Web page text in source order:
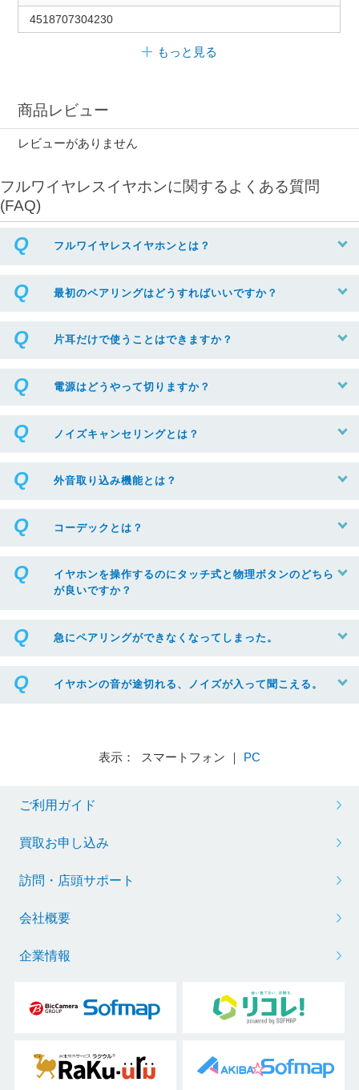
4518707304230
もっと見る
商品レビュー
レビューがありません
フルワイヤレスイヤホンに関するよくある質問
(FAQ)
フルワイヤレスイヤホンとは？
最初のペアリングはどうすればいいですか？
片耳だけで使うことはできますか？
電源はどうやって切りますか？
ノイズキャンセリングとは？
外音取り込み機能とは？
コーデックとは？
イヤホンを操作するのにタッチ式と物理ボタンのどちら
が良いですか？
急にペアリングができなくなってしまった。
イヤホンの音が途切れる、ノイズが入って聞こえる。
表示： スマートフォン ｜ PC
ご利用ガイド
買取お申し込み
訪問・店頭サポート
会社概要
企業情報